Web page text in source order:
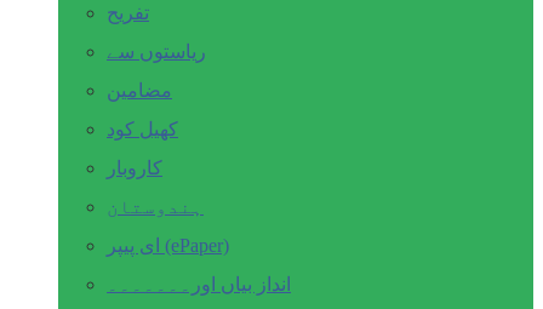
تفریح
ریاستوں سے
مضامین
کھیل کود
کاروبار
ہندوستان
ای پیپر (ePaper)
انداز بیاں اور۔۔۔۔۔۔۔